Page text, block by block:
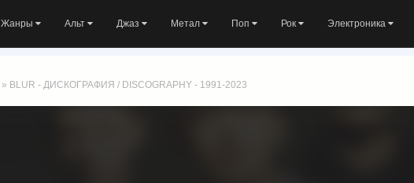
Жанры Альт Джаз Метал Поп Рок Электроника
» BLUR - ДИСКОГРАФИЯ / DISCOGRAPHY - 1991-2023